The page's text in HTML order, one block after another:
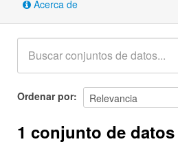
Acerca de
Ordenar por
1 conjunto de